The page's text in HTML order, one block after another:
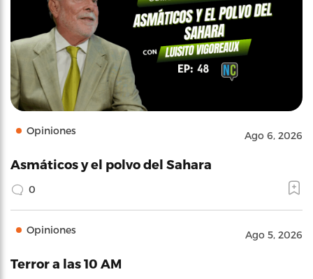
Opiniones Ago 6, 2026
Asmáticos y el polvo del Sahara
0
Opiniones Ago 5, 2026
Terror a las 10 AM